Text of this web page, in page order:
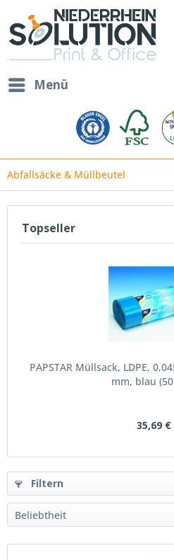
Menü
Abfallsäcke & Müllbeutel
Topseller
PAPSTAR Müllsack, LDPE,
mm, blau
35,69
Filtern